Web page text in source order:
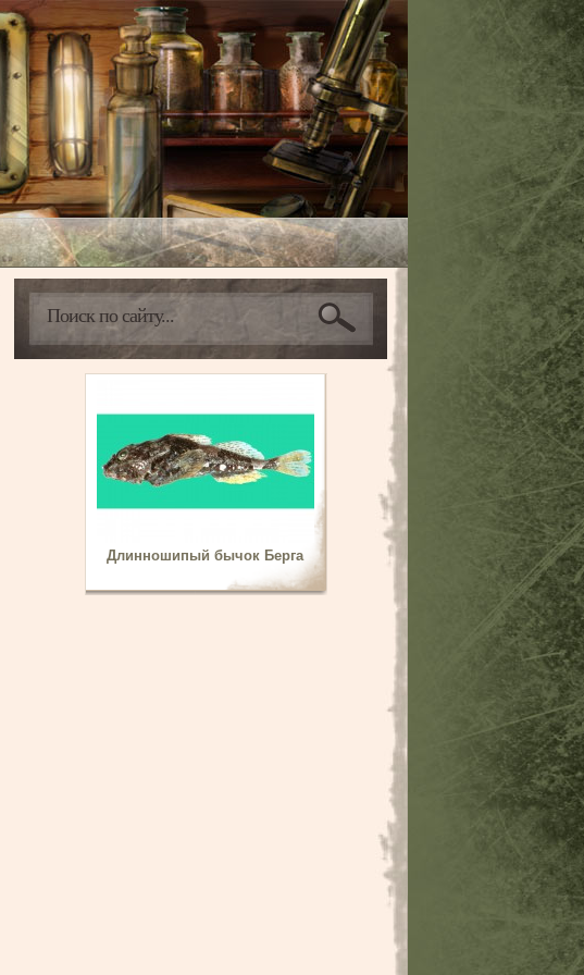
Длинношипый бычок Берга